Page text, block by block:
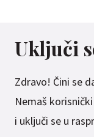
Uključi
Zdravo! Čini se
Nemaš
i uključi se u